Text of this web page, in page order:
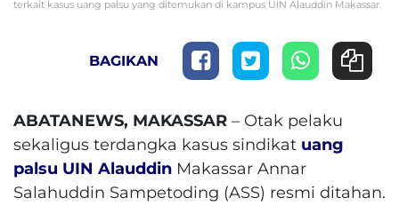
terkait kasus uang palsu yang ditemukan di kampus UIN Alauddin Makassar.
BAGIKAN
ABATANEWS, MAKASSAR – Otak pelaku
sekaligus terdangka kasus sindikat uang
palsu UIN Alauddin Makassar Annar
Salahuddin Sampetoding (ASS) resmi ditahan.